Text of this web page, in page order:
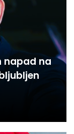
napad na